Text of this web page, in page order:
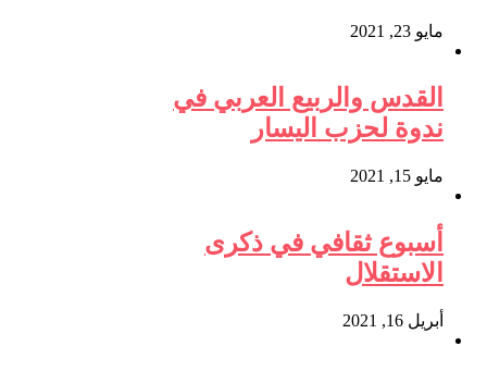
مايو 23, 2021
القدس والربيع العربي في
ندوة لحزب اليسار
مايو 15, 2021
أسبوع ثقافي في ذكرى
الاستقلال
أبريل 16, 2021